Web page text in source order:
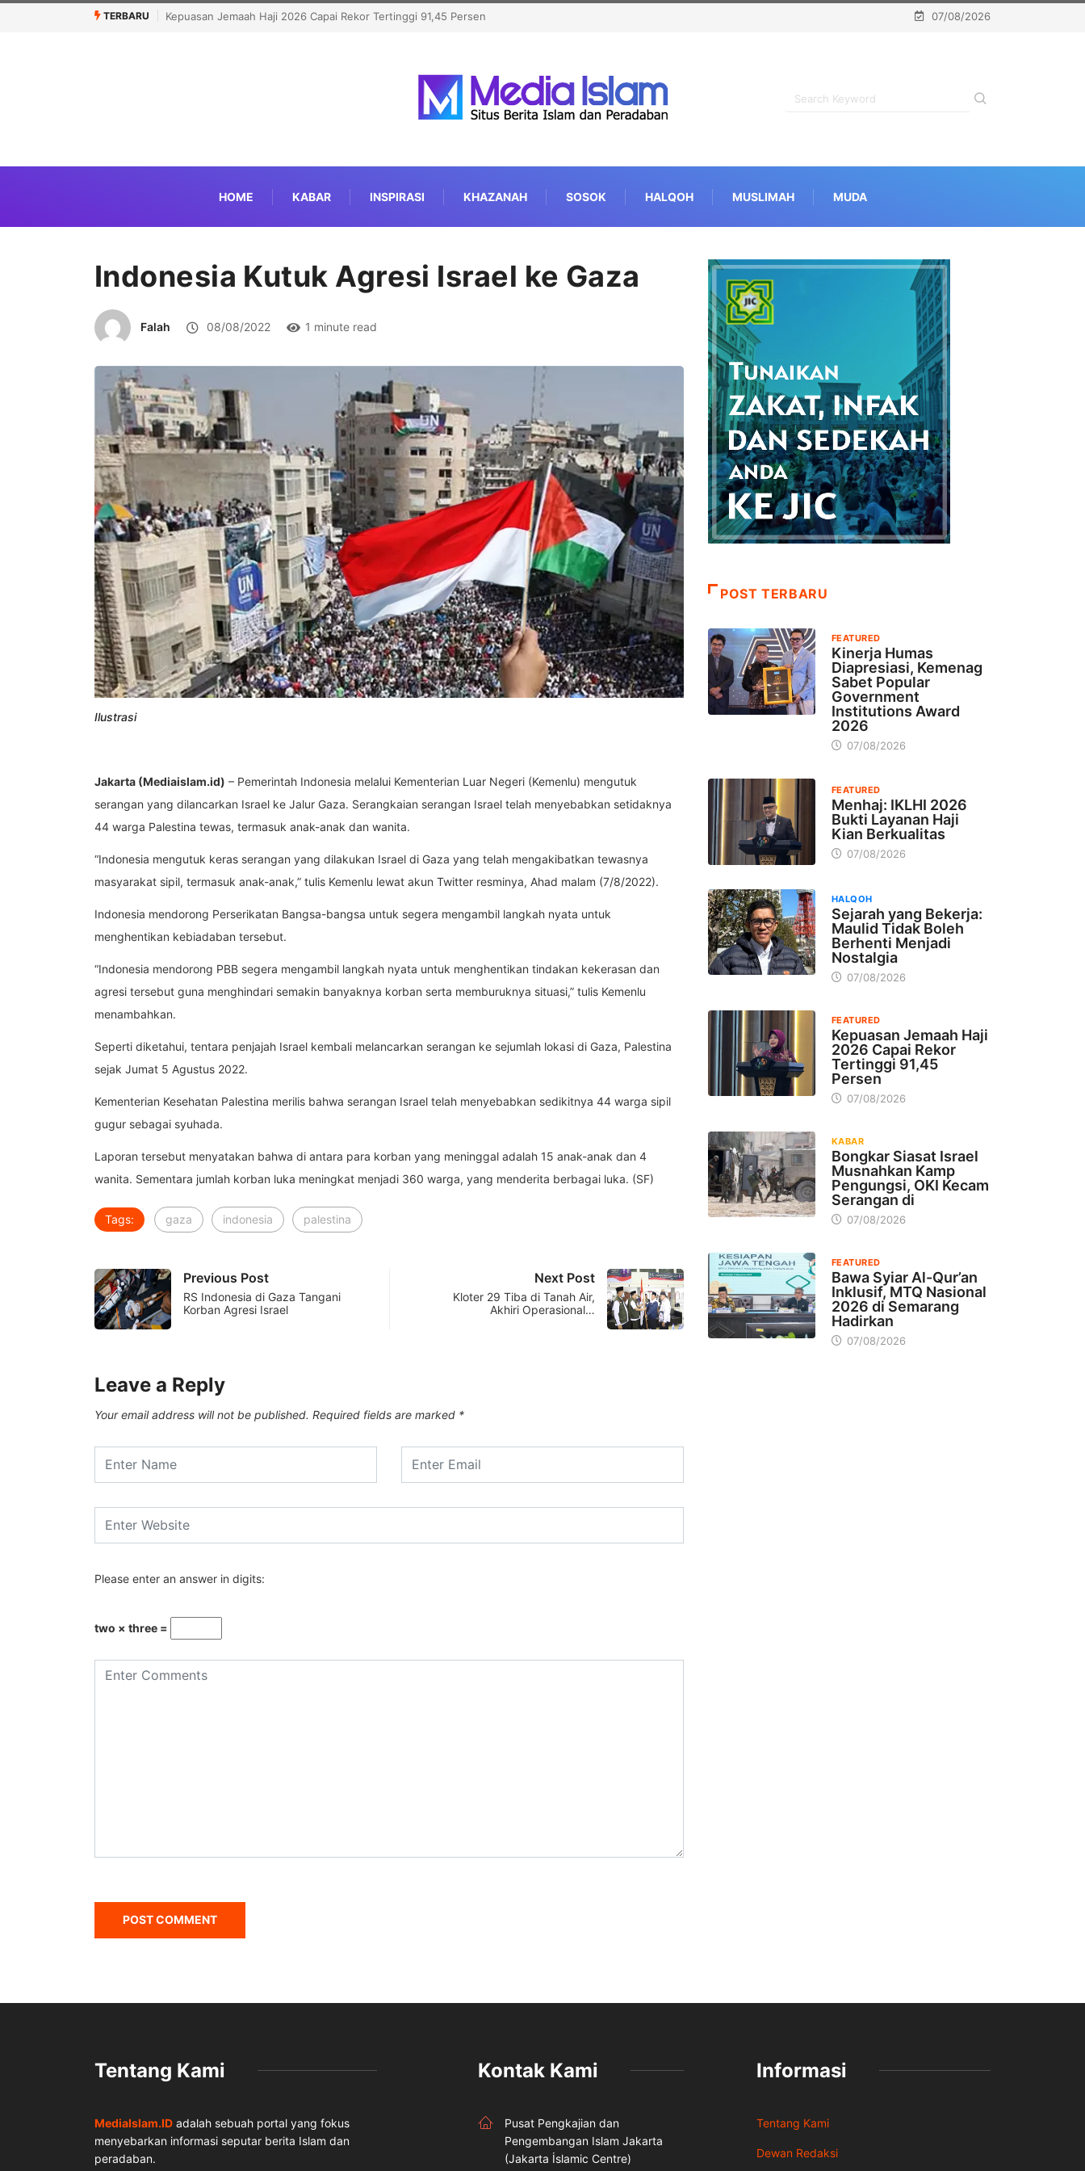
TERBARU
Kepuasan Jemaah Haji 2026 Capai Rekor Tertinggi 91,45 PersenBongkar Siasat Israel Musnahkan Kamp Pengungsi, OKI Kecam
07/08/2026
HOME KABAR INSPIRASI KHAZANAH SOSOK HALQOH MUSLIMAH MUDA
Indonesia Kutuk Agresi Israel ke Gaza
Falah 08/08/2022 1 minute read
Ilustrasi
Jakarta (Mediaislam.id) – Pemerintah Indonesia melalui Kementerian Luar Negeri (Kemenlu) mengutuk
serangan yang dilancarkan Israel ke Jalur Gaza. Serangkaian serangan Israel telah menyebabkan setidaknya
44 warga Palestina tewas, termasuk anak-anak dan wanita.
“Indonesia mengutuk keras serangan yang dilakukan Israel di Gaza yang telah mengakibatkan tewasnya
masyarakat sipil, termasuk anak-anak,” tulis Kemenlu lewat akun Twitter resminya, Ahad malam (7/8/2022).
Indonesia mendorong Perserikatan Bangsa-bangsa untuk segera mengambil langkah nyata untuk
menghentikan kebiadaban tersebut.
“Indonesia mendorong PBB segera mengambil langkah nyata untuk menghentikan tindakan kekerasan dan
agresi tersebut guna menghindari semakin banyaknya korban serta memburuknya situasi,” tulis Kemenlu
menambahkan.
Seperti diketahui, tentara penjajah Israel kembali melancarkan serangan ke sejumlah lokasi di Gaza, Palestina
sejak Jumat 5 Agustus 2022.
Kementerian Kesehatan Palestina merilis bahwa serangan Israel telah menyebabkan sedikitnya 44 warga sipil
gugur sebagai syuhada.
Laporan tersebut menyatakan bahwa di antara para korban yang meninggal adalah 15 anak-anak dan 4
wanita. Sementara jumlah korban luka meningkat menjadi 360 warga, yang menderita berbagai luka. (SF)
Tags: gaza indonesia palestina
Previous Post
RS Indonesia di Gaza Tangani
Korban Agresi Israel
Next Post
Kloter 29 Tiba di Tanah Air,
Akhiri Operasional…
Leave a Reply
Your email address will not be published. Required fields are marked *
Please enter an answer in digits:
two × three =
POST TERBARU
FEATURED
Kinerja Humas
Diapresiasi, Kemenag
Sabet Popular
Government
Institutions Award
2026
07/08/2026
FEATURED
Menhaj: IKLHI 2026
Bukti Layanan Haji
Kian Berkualitas
07/08/2026
HALQOH
Sejarah yang Bekerja:
Maulid Tidak Boleh
Berhenti Menjadi
Nostalgia
07/08/2026
FEATURED
Kepuasan Jemaah Haji
2026 Capai Rekor
Tertinggi 91,45
Persen
07/08/2026
KABAR
Bongkar Siasat Israel
Musnahkan Kamp
Pengungsi, OKI Kecam
Serangan di
07/08/2026
FEATURED
Bawa Syiar Al-Qur’an
Inklusif, MTQ Nasional
2026 di Semarang
Hadirkan
07/08/2026
Tentang Kami
MediaIslam.ID adalah sebuah portal yang fokus
menyebarkan informasi seputar berita Islam dan
peradaban.
Kontak Kami
Pusat Pengkajian dan
Pengembangan Islam Jakarta
(Jakarta İslamic Centre)
Informasi
Tentang Kami
Dewan Redaksi